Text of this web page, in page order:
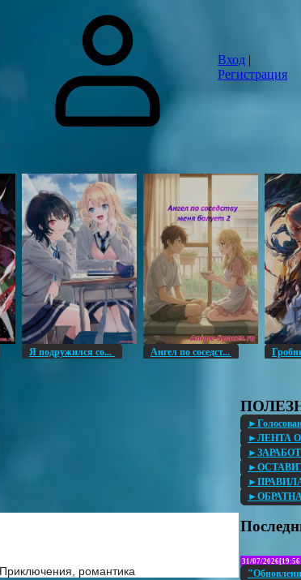
Вход |
Регистрация
Я подружился со... Ангел по соседст...
романтика
►ЛЕНТА
31/07/